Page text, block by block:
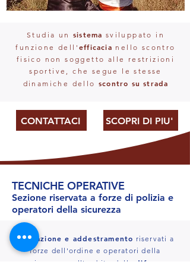
Studia un sistema sviluppato in
funzione dell'efficacia nello scontro
fisico non soggetto alle restrizioni
sportive, che segue le stesse
dinamiche dello scontro su strada
CONTATTACI SCOPRI DI PIU'
TECNICHE OPERATIVE
Sezione riservata a forze di polizia e
operatori della sicurezza
Formazione e addestramento riservati a
forze dell'ordine e operatori della
sicurezza nell'ambito della
difesa